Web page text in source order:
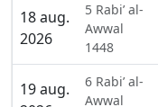
18 aug.
2026
5 Rabi’ al-
Awwal
1448
19 aug.
6 Rabi’ al-
Awwal